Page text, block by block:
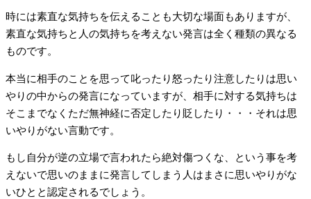
時には素直な気持ちを伝えることも大切な場面もありますが、
素直な気持ちと人の気持ちを考えない発言は全く種類の異なる
ものです。
本当に相手のことを思って叱ったり怒ったり注意したりは思い
やりの中からの発言になっていますが、相手に対する気持ちは
そこまでなくただ無神経に否定したり貶したり・・・それは思
いやりがない言動です。
もし自分が逆の立場で言われたら絶対傷つくな、という事を考
えないで思いのままに発言してしまう人はまさに思いやりがな
いひとと認定されるでしょう。